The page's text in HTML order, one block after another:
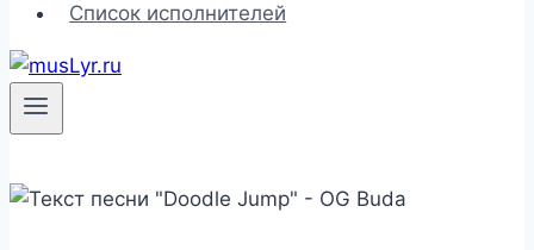
Список исполнителей